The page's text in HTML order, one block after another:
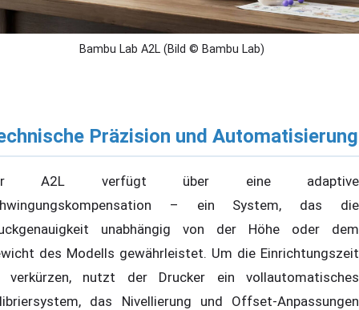
Bambu Lab A2L (Bild © Bambu Lab)
Präzision und Automatisierung
A2L verfügt über eine adaptive
– ein System, das die
unabhängig von der Höhe oder dem
des Modells gewährleistet. Um die Einrichtungszeit
verkürzen, nutzt der Drucker ein vollautomatisches
das Nivellierung und Offset-Anpassungen